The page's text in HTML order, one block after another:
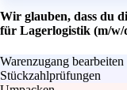
Wir glauben, dass du
für Lagerlogistik (m/w/
Warenzugang bearbeiten
Stückzahlprüfungen